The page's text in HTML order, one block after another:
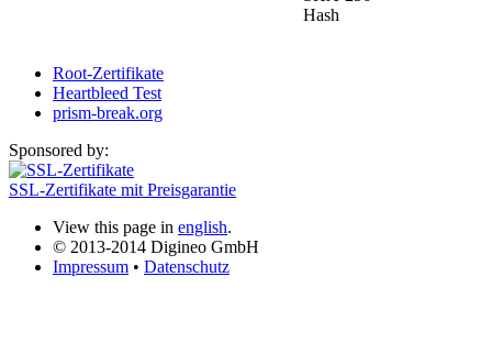
Hash
Root-Zertifikate
Heartbleed Test
prism-break.org
Sponsored by:
SSL-Zertifikate mit Preisgarantie
View this page in english.
© 2013-2014 Digineo GmbH
Impressum • Datenschutz